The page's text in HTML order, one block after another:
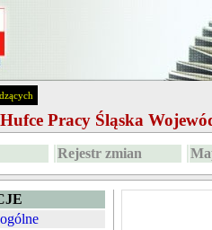
Pracy Śląska
Rejestr zmian